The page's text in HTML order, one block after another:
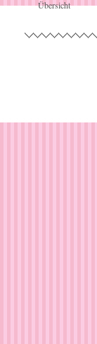
Übersicht